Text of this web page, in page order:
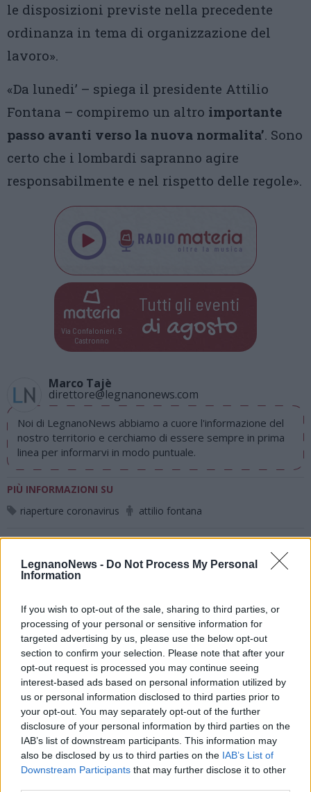
LegnanoNews - Do Not Process My Personal
Information
If you wish to opt-out of the sale, sharing to third parties, or
processing of your personal or sensitive information for
targeted advertising by us, please use the below opt-out
section to confirm your selection. Please note that after your
opt-out request is processed you may continue seeing
interest-based ads based on personal information utilized by
us or personal information disclosed to third parties prior to
your opt-out. You may separately opt-out of the further
disclosure of your personal information by third parties on the
IAB’s list of downstream participants. This information may
also be disclosed by us to third parties on the IAB’s List of
Downstream Participants that may further disclose it to other
le disposizioni previste nella precedente
ordinanza in tema di organizzazione del
lavoro».
«Da lunedi’ – spiega il presidente Attilio
Fontana – compiremo un altro importante
passo avanti verso la nuova normalita’. Sono
certo che i lombardi sapranno agire
responsabilmente e nel rispetto delle regole».
Via Confalonieri, 5
Castronno
Tutti gli eventi
di agosto
Marco Tajè
direttore@legnanonews.com
Noi di LegnanoNews abbiamo a cuore l'informazione del
nostro territorio e cerchiamo di essere sempre in prima
linea per informarvi in modo puntuale.
PIÙ INFORMAZIONI SU
riaperture coronavirus
attilio fontana
ECONOMIA
Selezioniamo per te
Il meglio di